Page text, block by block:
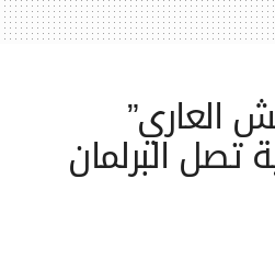
العاري”
تصل البرلمان